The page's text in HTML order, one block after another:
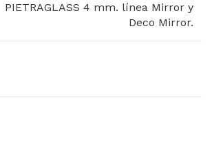
PIETRAGLASS 4 mm. línea Mirror y
Deco Mirror.